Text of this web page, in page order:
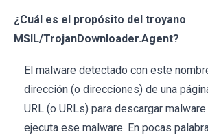
¿Cuál es el propósito del troyano
MSIL/TrojanDownloader.Agent?
El malware detectado con este
dirección (o direcciones) de una
URL (o URLs) para descargar
ejecuta ese malware. En pocas